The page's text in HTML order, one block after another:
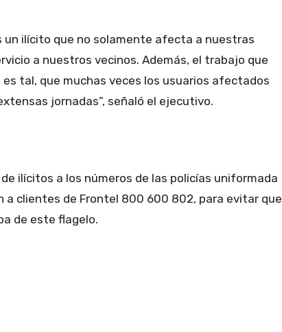
un ilícito que no solamente afecta a nuestras
a nuestros vecinos. Además, el trabajo que
tal, que muchas veces los usuarios afectados
jornadas”, señaló el ejecutivo.
ilícitos a los números de las policías uniformada
a clientes de Frontel 800 600 802, para evitar que
de este flagelo.